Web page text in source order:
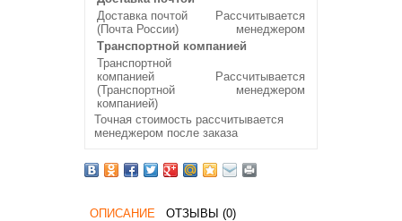
Доставка почтой
(Почта России)
Рассчитывается
менеджером
Транспортной компанией
Транспортной
компанией
(Транспортной
компанией)
Рассчитывается
менеджером
Точная стоимость рассчитывается
менеджером после заказа
ОПИСАНИЕ ОТЗЫВЫ (0)